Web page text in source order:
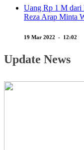
Uang Rp 1 M dari
Reza Arap Minta
19 Mar 2022 - 12:02
Update News